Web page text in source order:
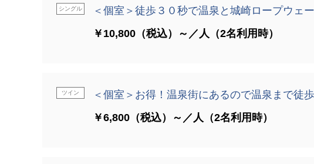
シングル
＜個室＞徒歩３０秒で温泉と城崎ロープウェ
￥10,800（税込）～／人（2名利用時）
ツイン
＜個室＞お得！温泉街にあるので温泉まで徒
￥6,800（税込）～／人（2名利用時）